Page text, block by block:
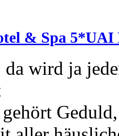
& Spa 5*UAI
wird ja